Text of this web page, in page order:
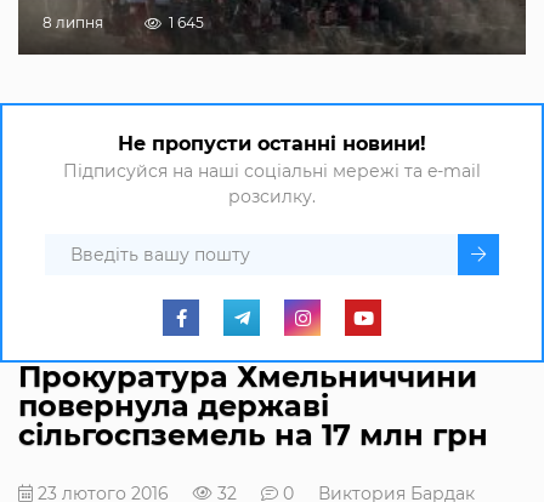
8 липня 1 645
Не пропусти останні новини!
Підписуйся на наші соціальні мережі та e-mail
розсилку.
Прокуратура Хмельниччини
повернула державі
сільгоспземель на 17 млн грн
23 лютого 2016 32 0 Виктория Бардак